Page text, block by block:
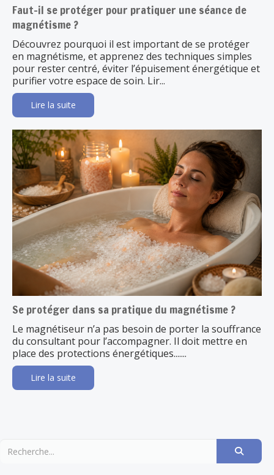
Faut-il se protéger pour pratiquer une séance de
magnétisme ?
Découvrez pourquoi il est important de se protéger
en magnétisme, et apprenez des techniques simples
pour rester centré, éviter l’épuisement énergétique et
purifier votre espace de soin. Lir...
Lire la suite
Se protéger dans sa pratique du magnétisme ?
Le magnétiseur n’a pas besoin de porter la souffrance
du consultant pour l’accompagner. Il doit mettre en
place des protections énergétiques.......
Lire la suite